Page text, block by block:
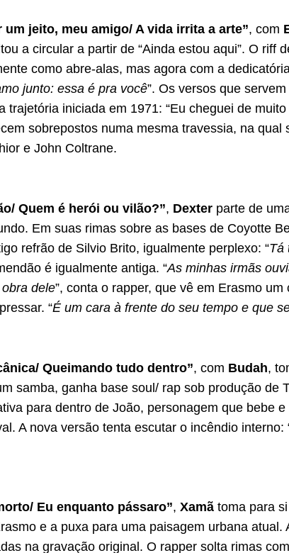
um jeito, meu amigo/ A vida irrita a arte”, com
a circular a partir de “Ainda estou aqui”. O riff
como abre-alas, mas agora com a
junto: essa é pra você”. Os versos que
trajetória iniciada em 1971: “Eu cheguei de
sobrepostos numa mesma travessia, na
e John Coltrane.
Quem é herói ou vilão?”, Dexter parte de
Em suas rimas sobre as bases de Coyotte
refrão de Silvio Brito, igualmente perplexo: “Tá
é igualmente antiga. “As minhas irmãs
dele”, conta o rapper, que vê em Erasmo
“É um cara à frente do seu tempo e que
Queimando tudo dentro”, com Budah,
samba, ganha base soul/ rap sob produção de
para dentro de João, personagem que bebe
A nova versão tenta escutar o incêndio
Eu enquanto pássaro”, Xamã toma para
e a puxa para uma paisagem urbana
na gravação original. O rapper solta rimas